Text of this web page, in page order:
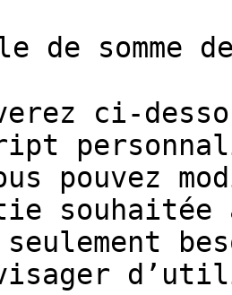
de somme
ci-
pouvez
souhaitée